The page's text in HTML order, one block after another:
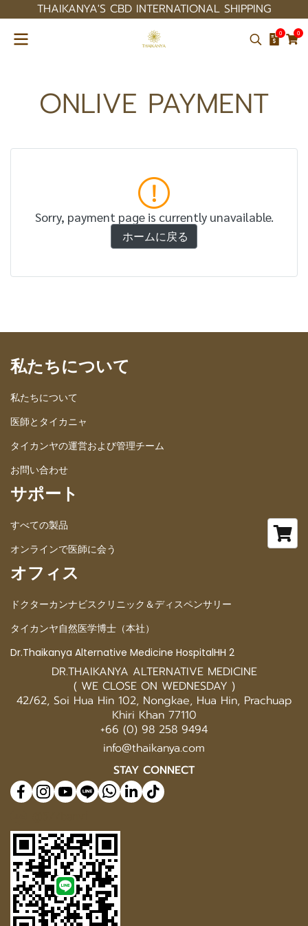
THAIKANYA'S CBD INTERNATIONAL SHIPPING
0 0
ONLIVE PAYMENT
Sorry, payment page is currently unavailable.
ホームに戻る
私たちについて
私たちについて
医師とタイカニャ
タイカンヤの運営および管理チーム
お問い合わせ
サポート
すべての製品
オンラインで医師に会う
オフィス
ドクターカンナビスクリニック＆ディスペンサリー
タイカンヤ自然医学博士（本社）
Dr.Thaikanya Alternative Medicine HospitalHH 2
DR.THAIKANYA ALTERNATIVE MEDICINE
( WE CLOSE ON WEDNESDAY )
42/62, Soi Hua Hin 102, Nongkae, Hua Hin, Prachuap
Khiri Khan 77110
+66 (0) 98 258 9494
info@thaikanya.com
STAY CONNECT